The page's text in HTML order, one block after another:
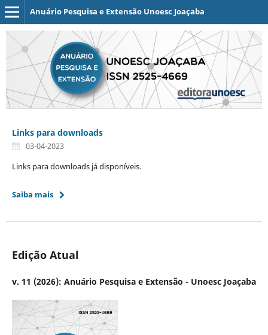
Anuário Pesquisa e Extensão Unoesc Joaçaba
Links para downloads
03-04-2023
Links para downloads já disponíveis.
Saiba mais
Edição Atual
v. 11 (2026): Anuário Pesquisa e Extensão - Unoesc Joaçaba